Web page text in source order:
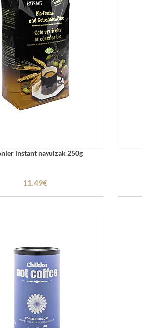
instant navulzak 250g
11.49€